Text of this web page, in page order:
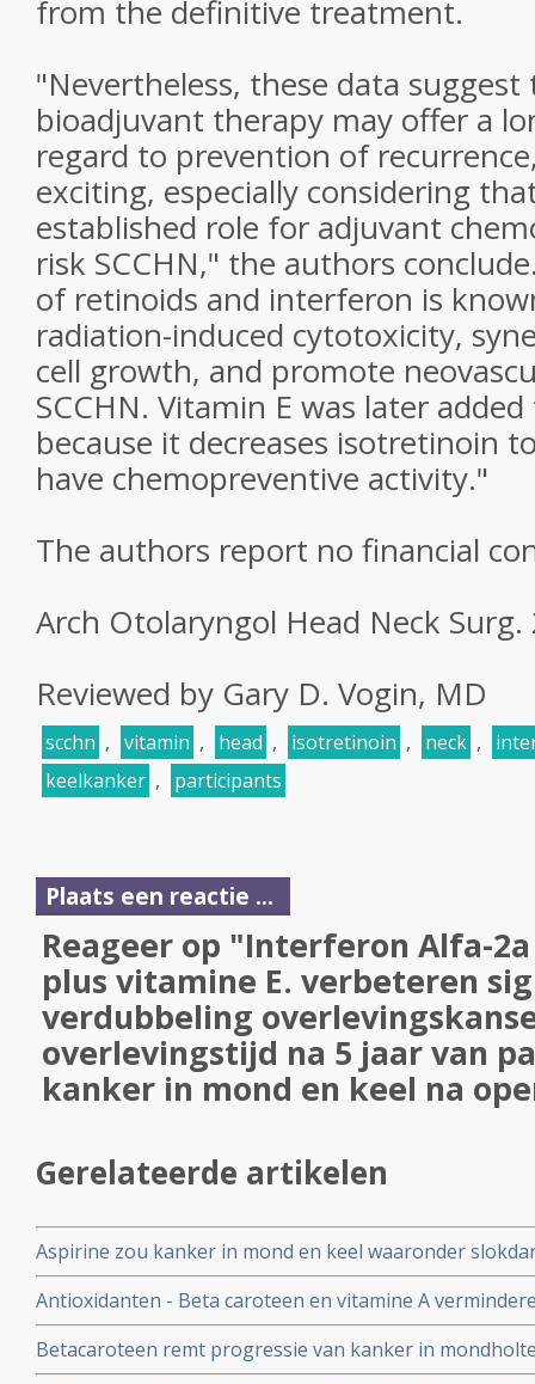
from the definitive treatment.
"Nevertheless, these data
bioadjuvant therapy may offer a
regard to prevention of
exciting, especially considering
established role for adjuvant
risk SCCHN," the authors
of retinoids and interferon is
radiation-induced cytotoxicity,
cell growth, and promote
SCCHN. Vitamin E was later
because it decreases isotretinoin
have chemopreventive activity."
The authors report no financial
Arch Otolaryngol Head Neck
Reviewed by Gary D. Vogin, MD
scchn , vitamin , head , isotretinoin , neck ,
keelkanker , participants
Plaats een reactie ...
Reageer op "Interferon Alfa-
plus vitamine E. verbeteren
verdubbeling
overlevingstijd na 5 jaar van
kanker in mond en keel na
Gerelateerde artikelen
Aspirine zou kanker in mond en keel waaronder
Antioxidanten - Beta caroteen en vitamine A
van bestralen - radiotherapie - bij kanker in mond en
Betacaroteen remt progressie van kanker in